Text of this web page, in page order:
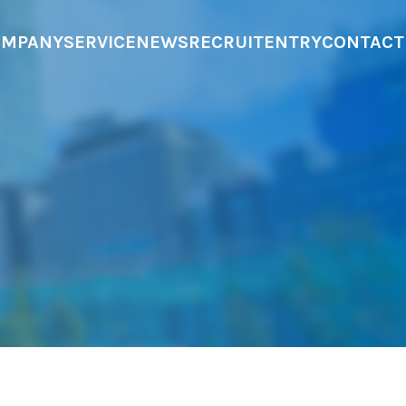
SERVICENEWSRECRUITENTRYCONTACT